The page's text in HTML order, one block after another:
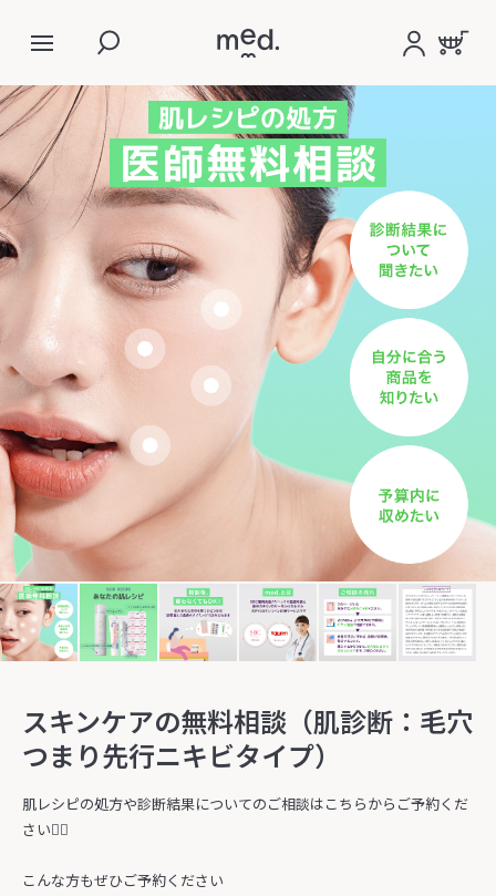
スキンケアの無料相談（肌診断：毛穴
つまり先行ニキビタイプ）
肌レシピの処方や診断結果についてのご相談はこちらからご予約くだ
さい🧑‍⚕️
こんな方もぜひご予約ください